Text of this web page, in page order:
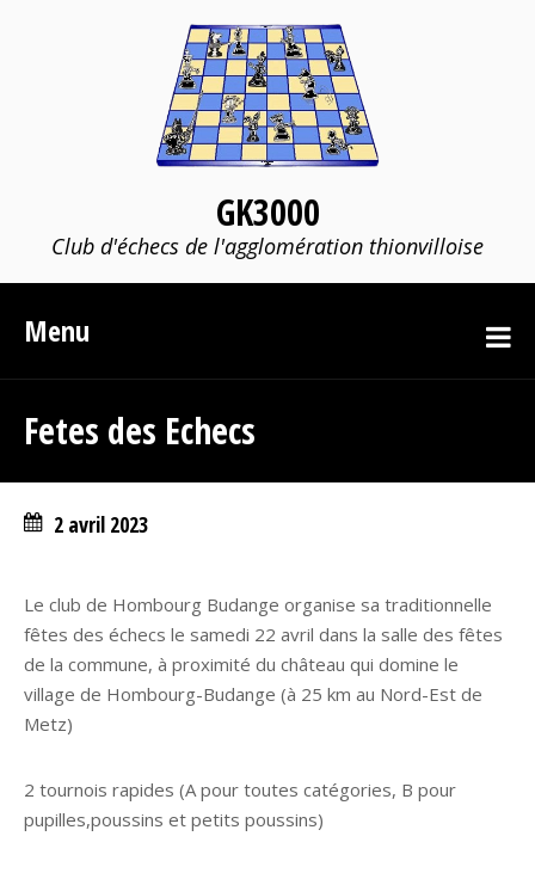
GK3000
Club d'échecs de l'agglomération thionvilloise
Menu
Fetes des Echecs
2 avril 2023
Le club de Hombourg Budange organise sa traditionnelle
fêtes des échecs le samedi 22 avril dans la salle des fêtes
de la commune, à proximité du château qui domine le
village de Hombourg-Budange (à 25 km au Nord-Est de
Metz)
2 tournois rapides (A pour toutes catégories, B pour
pupilles,poussins et petits poussins)